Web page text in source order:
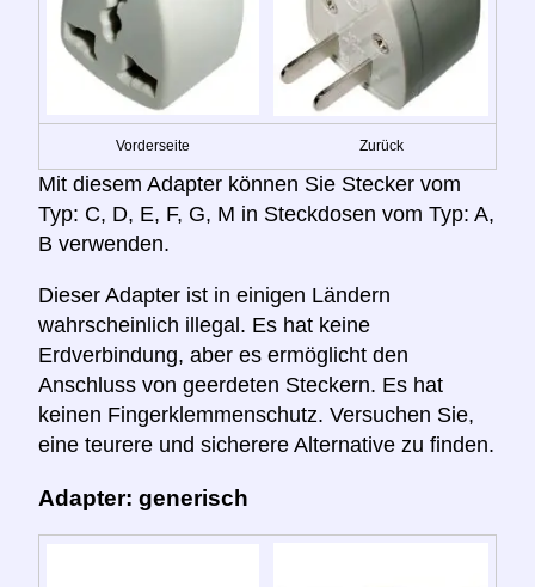
Vorderseite Zurück
Mit diesem Adapter können Sie Stecker vom
Typ: C, D, E, F, G, M in Steckdosen vom Typ: A,
B verwenden.
Dieser Adapter ist in einigen Ländern
wahrscheinlich illegal. Es hat keine
Erdverbindung, aber es ermöglicht den
Anschluss von geerdeten Steckern. Es hat
keinen Fingerklemmenschutz. Versuchen Sie,
eine teurere und sicherere Alternative zu finden.
Adapter: generisch